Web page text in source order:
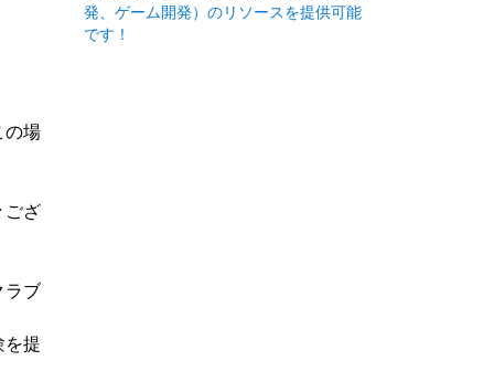
の場
ござ
ラブ
を提
発、ゲーム開発）のリソースを提供可能
です！